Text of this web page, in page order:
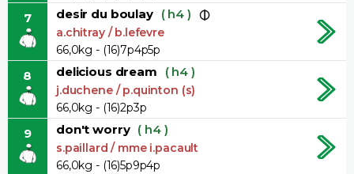
7 desir du boulay ( h4 )
a.chitray / b.lefevre
66,0kg - (16)7p4p5p
8 delicious dream ( h4 )
j.duchene / p.quinton (s)
66,0kg - (16)2p3p
9 don't worry ( h4 )
s.paillard / mme i.pacault
66,0kg - (16)5p9p4p